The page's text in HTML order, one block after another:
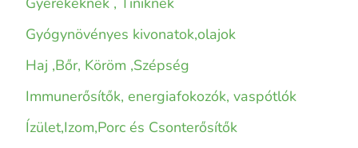
Gyógynövényes kivonatok,olajok
Haj ,Bőr, Köröm ,Szépség
Immunerősítők, energiafokozók, vaspótlók
Ízület,Izom,Porc és Csonterősítők